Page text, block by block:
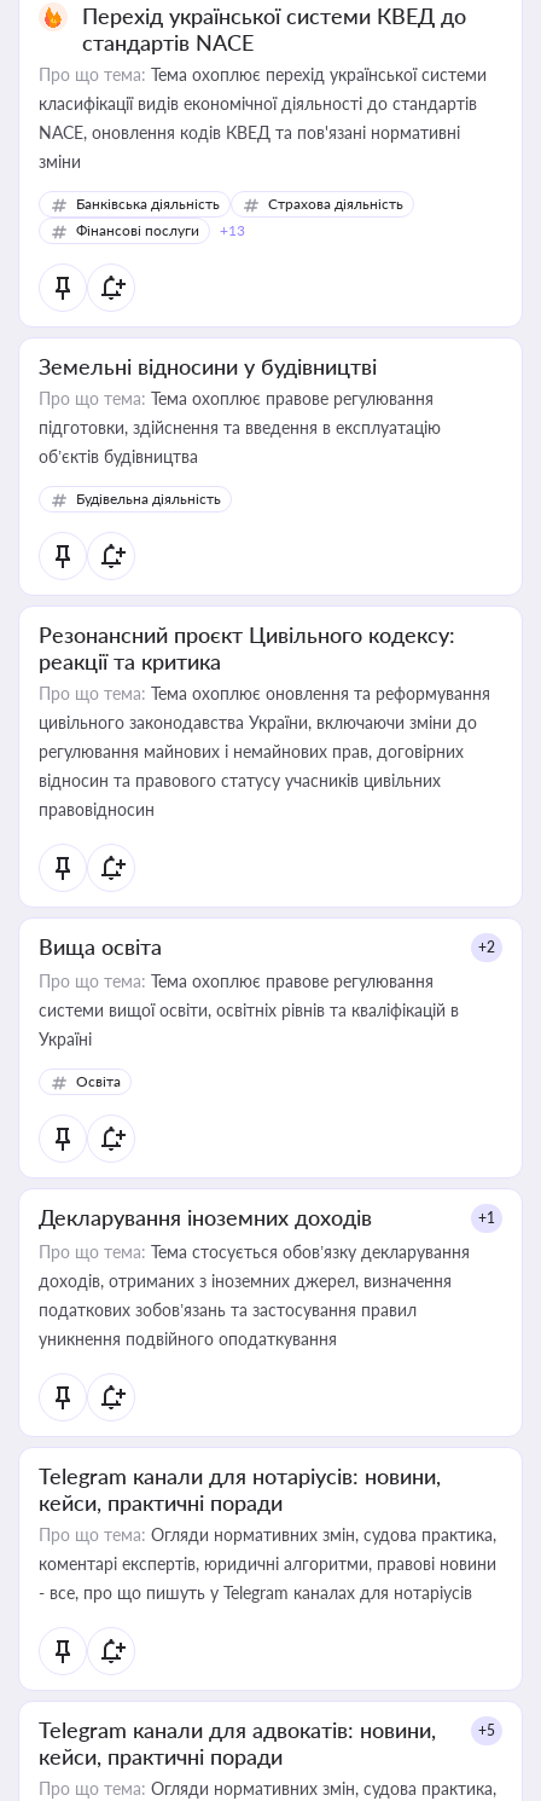
Перехід української системи КВЕД до
стандартів NACE
Про що тема: Тема охоплює перехід української системи
класифікації видів економічної діяльності до стандартів
NACE, оновлення кодів КВЕД та пов'язані нормативні
зміни
Банківська діяльність
Страхова діяльність
Фінансові послуги
+13
Земельні відносини у будівництві
Про що тема: Тема охоплює правове регулювання
підготовки, здійснення та введення в експлуатацію
об’єктів будівництва
Будівельна діяльність
Резонансний проєкт Цивільного кодексу:
реакції та критика
Про що тема: Тема охоплює оновлення та реформування
цивільного законодавства України, включаючи зміни до
регулювання майнових і немайнових прав, договірних
відносин та правового статусу учасників цивільних
правовідносин
Вища освіта +2
Про що тема: Тема охоплює правове регулювання
системи вищої освіти, освітніх рівнів та кваліфікацій в
Україні
Освіта
Декларування іноземних доходів +1
Про що тема: Тема стосується обов’язку декларування
доходів, отриманих з іноземних джерел, визначення
податкових зобов’язань та застосування правил
уникнення подвійного оподаткування
Telegram канали для нотаріусів: новини,
кейси, практичні поради
Про що тема: Огляди нормативних змін, судова практика,
коментарі експертів, юридичні алгоритми, правові новини
- все, про що пишуть у Telegram каналах для нотаріусів
Telegram канали для адвокатів: новини,
кейси, практичні поради
+5
Про що тема: Огляди нормативних змін, судова практика,